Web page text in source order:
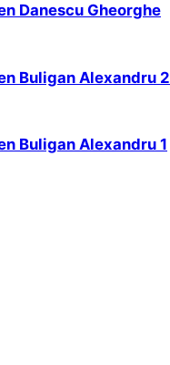
Danescu Gheorghe
Buligan Alexandru 2
Buligan Alexandru 1